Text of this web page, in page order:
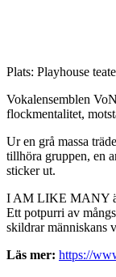
Plats: Playhouse
Vokalensemblen
flockmentalitet,
Ur en grå massa
tillhöra gruppen, en
sticker ut.
I AM LIKE MANY
Ett potpurri av
skildrar människans
Läs mer: https://